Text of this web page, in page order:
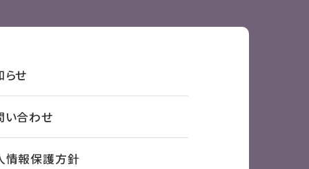
らせ
い合わせ
情報保護方針